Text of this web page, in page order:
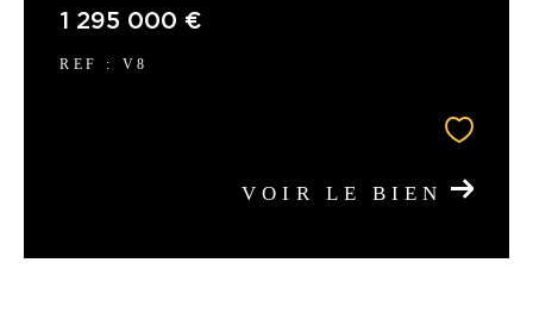
1 295 000 €
REF : V8
VOIR LE BIEN